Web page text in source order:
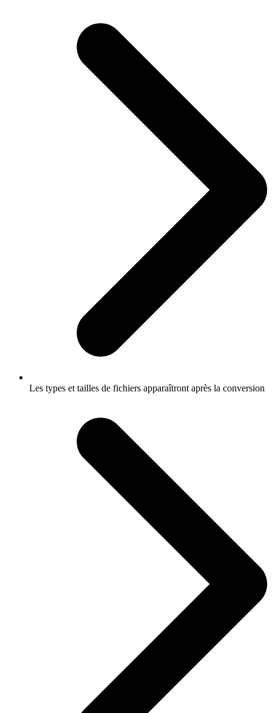
Les types et tailles de fichiers apparaîtront après la conversion